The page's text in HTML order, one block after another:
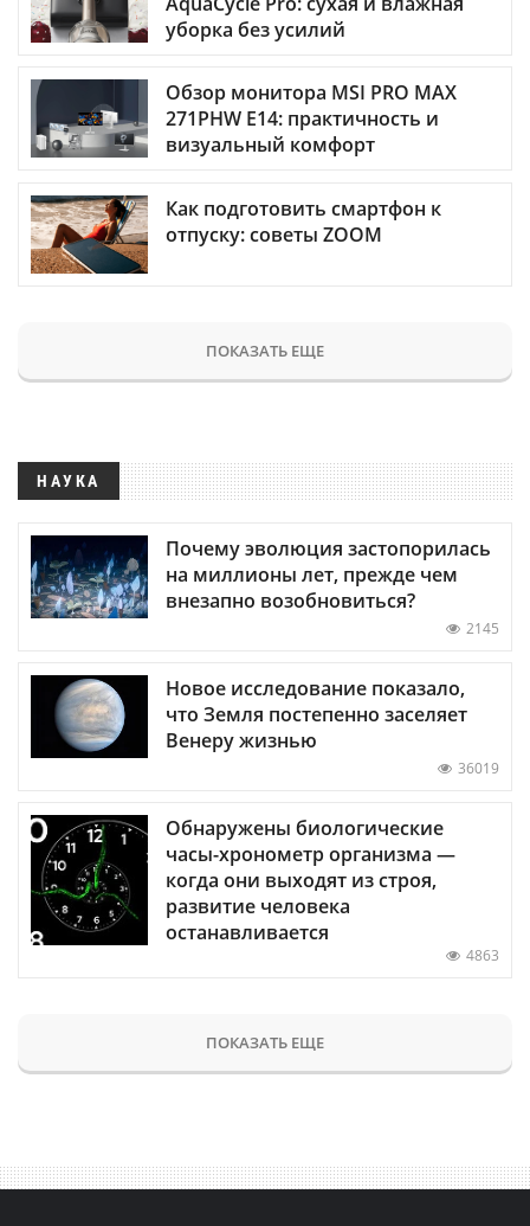
уборка без усилий
Обзор монитора MSI PRO MAX
271PHW E14: практичность и
визуальный комфорт
Как подготовить смартфон к
отпуску: советы ZOOM
ПОКАЗАТЬ ЕЩЕ
НАУКА
Почему эволюция застопорилась
на миллионы лет, прежде чем
внезапно возобновиться?
2145
Новое исследование показало,
что Земля постепенно заселяет
Венеру жизнью
36019
Обнаружены биологические
часы-хронометр организма —
когда они выходят из строя,
развитие человека
останавливается
4863
ПОКАЗАТЬ ЕЩЕ